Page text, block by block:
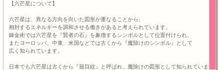
【六芒星について】
六芒星は、異なる方向を向いた図形が重なることから、
相対するエネルギーを調和させる働きがあると考えられています。
錬金術では六芒星を『賢者の石』を象徴するシンボルとして位置付けられ、
またヨーロッパ、中東、米国などでは古くから『魔除けのシンボル』として
広く知られています。
日本でも六芒星は古くから『籠目紋』と呼ばれ、魔除けの図形として知られていま